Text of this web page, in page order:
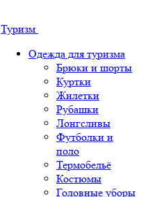
Туризм
Одежда для туризма
Брюки и шорты
Куртки
Жилетки
Рубашки
Лонгсливы
Футболки и
поло
Термобельё
Костюмы
Головные уборы